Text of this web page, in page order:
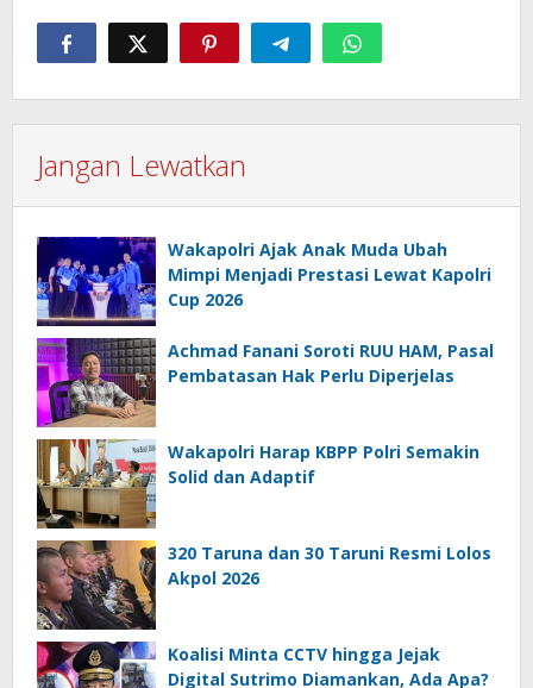
Jangan Lewatkan
Wakapolri Ajak Anak Muda Ubah
Mimpi Menjadi Prestasi Lewat Kapolri
Cup 2026
Achmad Fanani Soroti RUU HAM, Pasal
Pembatasan Hak Perlu Diperjelas
Wakapolri Harap KBPP Polri Semakin
Solid dan Adaptif
320 Taruna dan 30 Taruni Resmi Lolos
Akpol 2026
Koalisi Minta CCTV hingga Jejak
Digital Sutrimo Diamankan, Ada Apa?